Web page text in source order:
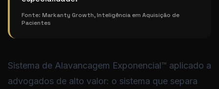
Fonte: Markanty Growth, Inteligência em Aquisição de
Pacientes
Sistema de Alavancagem Exponencial™ aplicado a
advogados de alto valor: o sistema que separa